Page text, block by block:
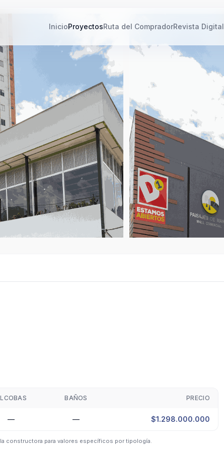
InicioProyectosRuta del CompradorRevista Digital
BAÑOS PRECIO
— — $1.298.000.000
constructora para valores específicos por tipología.